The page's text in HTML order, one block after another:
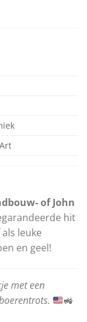
of John
hit
leuke
en geel!
met een
🚜